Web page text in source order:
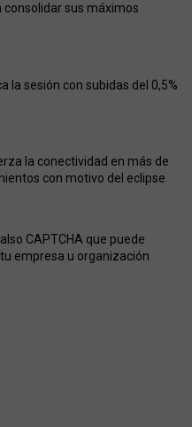
consolidar sus máximos
la sesión con subidas del 0,5%
la conectividad en más de
con motivo del eclipse
CAPTCHA que puede
empresa u organización